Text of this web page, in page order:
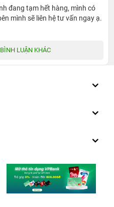
ông lớn Apple cải tiến lại
nhạc hay gọi điện với âm
gì vô cùng rõ ràng và rõ
đang tạm hết hàng, mình có
mình sẽ liên hệ tư vấn ngay ạ.
LUẬN KHÁC